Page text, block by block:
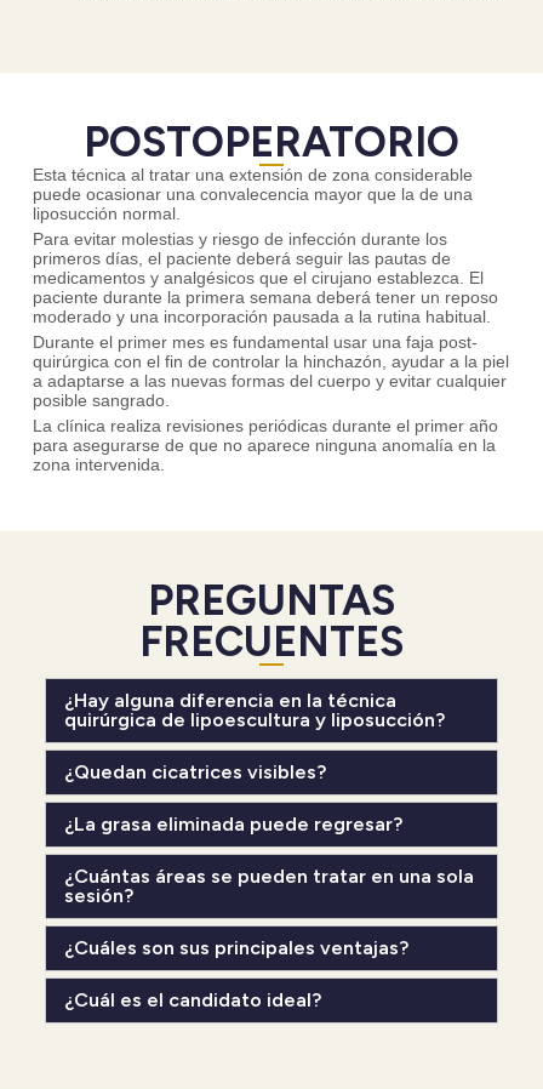
POSTOPERATORIO
Esta técnica al tratar una extensión de zona considerable
puede ocasionar una convalecencia mayor que la de una
liposucción normal.
Para evitar molestias y riesgo de infección durante los
primeros días, el paciente deberá seguir las pautas de
medicamentos y analgésicos que el cirujano establezca. El
paciente durante la primera semana deberá tener un reposo
moderado y una incorporación pausada a la rutina habitual.
Durante el primer mes es fundamental usar una faja post-
quirúrgica con el fin de controlar la hinchazón, ayudar a la piel
a adaptarse a las nuevas formas del cuerpo y evitar cualquier
posible sangrado.
La clínica realiza revisiones periódicas durante el primer año
para asegurarse de que no aparece ninguna anomalía en la
zona intervenida.
PREGUNTAS
FRECUENTES
¿Hay alguna diferencia en la técnica
quirúrgica de lipoescultura y liposucción?
¿Quedan cicatrices visibles?
¿La grasa eliminada puede regresar?
¿Cuántas áreas se pueden tratar en una sola
sesión?
¿Cuáles son sus principales ventajas?
¿Cuál es el candidato ideal?